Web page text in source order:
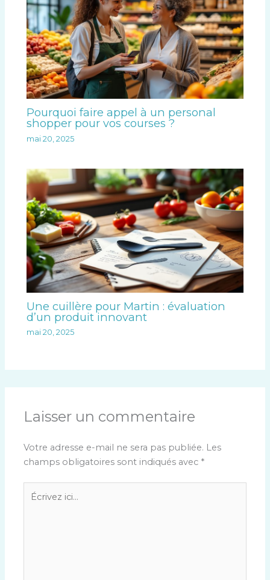
Pourquoi faire appel à un personal
shopper pour vos courses ?
mai 20, 2025
Une cuillère pour Martin : évaluation
d’un produit innovant
mai 20, 2025
Laisser un commentaire
Votre adresse e-mail ne sera pas publiée. Les
champs obligatoires sont indiqués avec *
Écrivez
ici…